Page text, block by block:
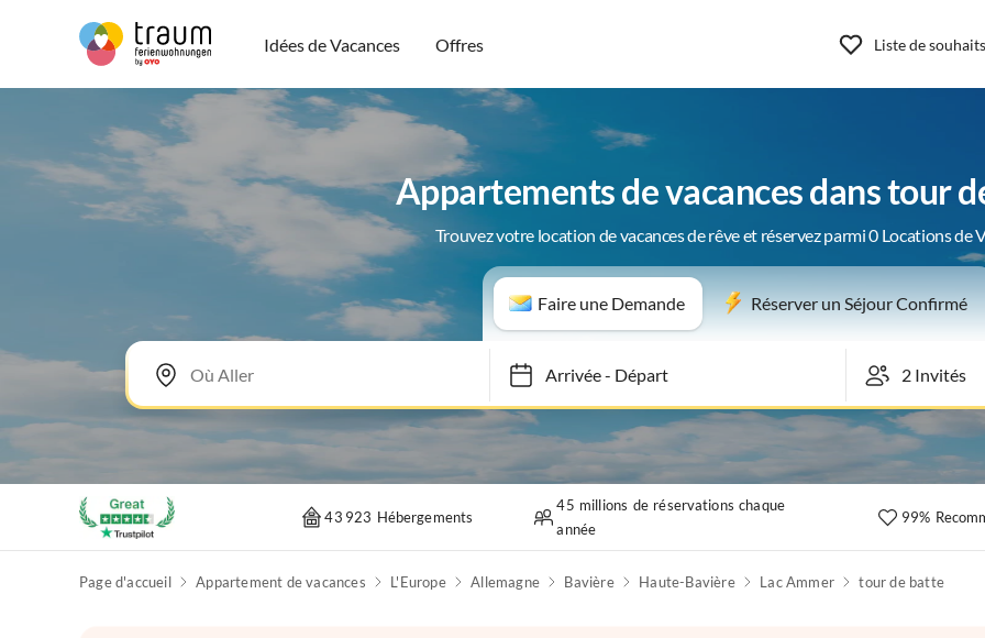
Idées de Vacances Offres Liste de souhaits
Appartements de vacances dans tour
Trouvez votre location de vacances de rêve et réservez parmi 0 Locations de
Faire une Demande Réserver un Séjour Confirmé
Arrivée-Départ
43 923 Hébergements
45 millions de réservations chaque
année
99%
Page d'accueil Appartement de vacances L'Europe Allemagne Bavière Haute-Bavière Lac Ammer tour de batte